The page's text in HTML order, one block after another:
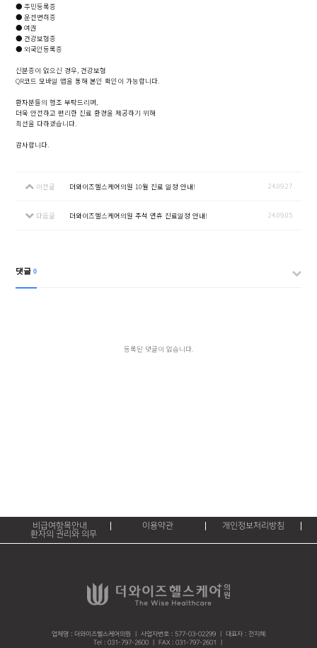
● 주민등록증
● 운전면허증
● 여권
● 건강보험증
● 외국인등록증
신분증이 없으신 경우, 건강보험
QR코드 모바일 앱을 통해 본인 확인이 가능합니다.
환자분들의 협조 부탁드리며,
더욱 안전하고 편리한 진료 환경을 제공하기 위해
최선을 다하겠습니다.
감사합니다.
이전글 더와이즈헬스케어의원 10월 진료 일정 안내! 24.09.27
다음글 더와이즈헬스케어의원 추석 연휴 진료일정 안내! 24.09.05
댓글 0
등록된 댓글이 없습니다.
비급여항목안내 이용약관
개인정보처리방침
환자의 권리와 의무
업체명 : 더와이즈헬스케어의원 ㅣ 사업자번호 : 577-03-02299 ㅣ 대표자 : 전지혜
Tel : 031-797-2600 ㅣ FAX : 031-797-2601 ㅣ